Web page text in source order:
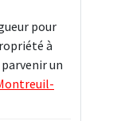
pour
à
un